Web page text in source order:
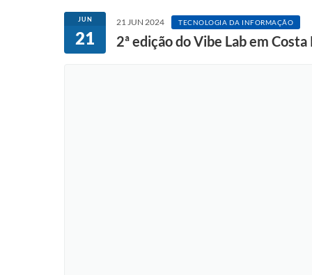
JUN
21
21 JUN 2024 TECNOLOGIA DA INFORMAÇÃO
2ª edição do Vibe Lab em